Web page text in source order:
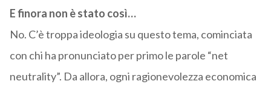
E finora non è stato così…
No. C’è troppa ideologia su questo tema, cominciata
con chi ha pronunciato per primo le parole “net
neutrality”. Da allora, ogni ragionevolezza economica